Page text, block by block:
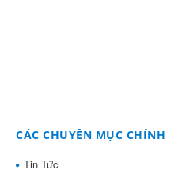
CÁC CHUYÊN MỤC CHÍNH
Tin Tức